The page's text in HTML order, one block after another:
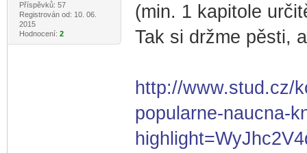
Příspěvků: 57
Registrován od: 10. 06.
2015
Hodnocení: 2
(min. 1 kapitole
Tak si držme pěsti,
http://www.stud.cz/
popularne-naucna-